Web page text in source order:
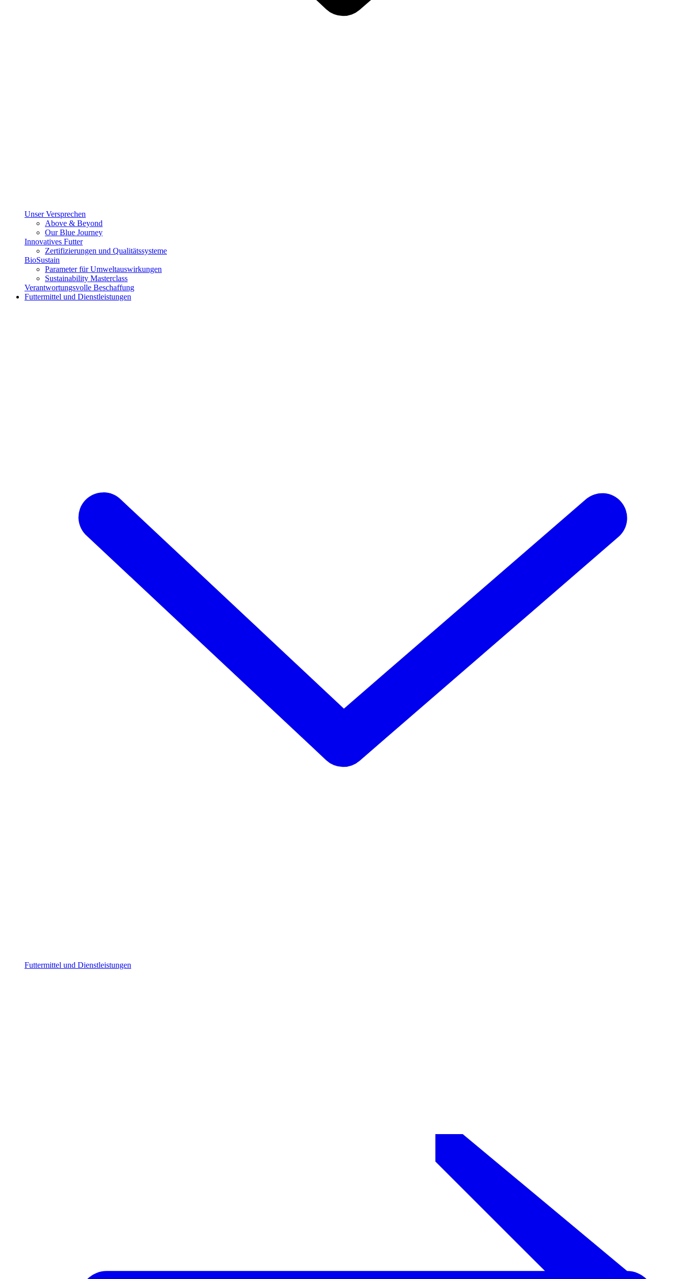
Unser Versprechen
Above & Beyond
Our Blue Journey
Innovatives Futter
Zertifizierungen und Qualitätssysteme
BioSustain
Parameter für Umweltauswirkungen
Sustainability Masterclass
Verantwortungsvolle Beschaffung
Futtermittel und Dienstleistungen
Futtermittel und Dienstleistungen